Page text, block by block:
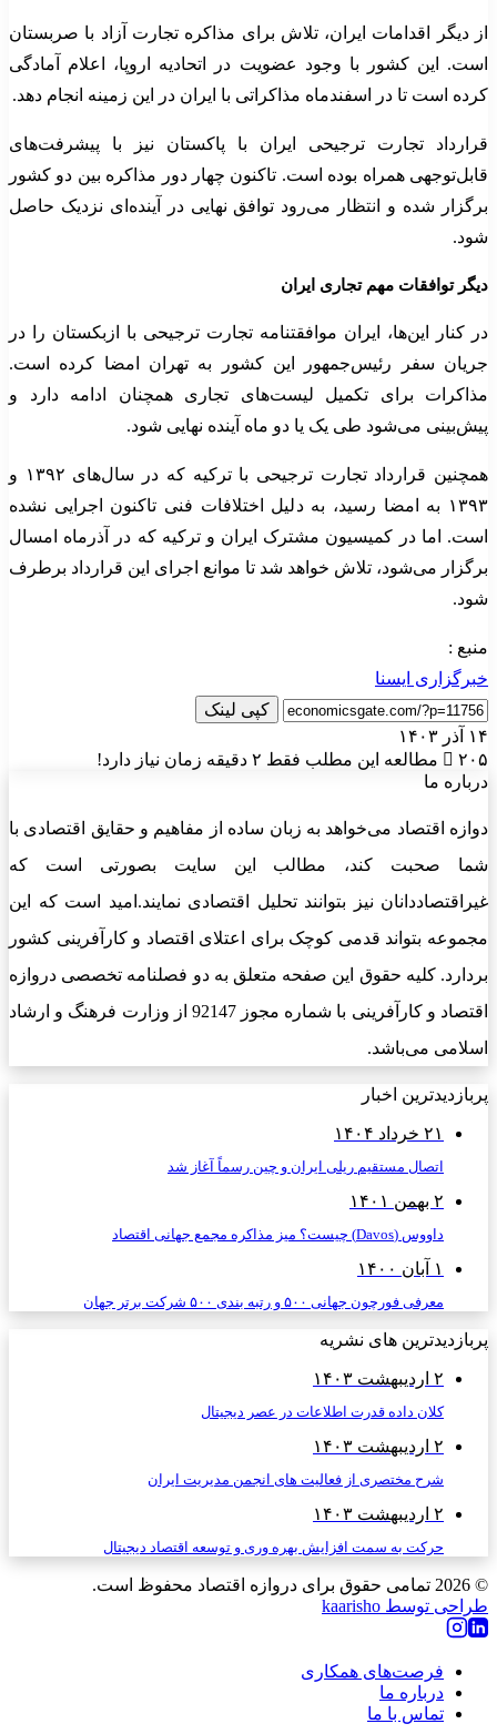
از دیگر اقدامات ایران، تلاش برای مذاکره تجارت آزاد با صربستان
است. این کشور با وجود عضویت در اتحادیه اروپا، اعلام آمادگی
کرده است تا در اسفندماه مذاکراتی با ایران در این زمینه انجام دهد.
قرارداد تجارت ترجیحی ایران با پاکستان نیز با پیشرفت‌های
قابل‌توجهی همراه بوده است. تاکنون چهار دور مذاکره بین دو کشور
برگزار شده و انتظار می‌رود توافق نهایی در آینده‌ای نزدیک حاصل
شود.
دیگر توافقات مهم تجاری ایران
در کنار این‌ها، ایران موافقتنامه تجارت ترجیحی با ازبکستان را در
جریان سفر رئیس‌جمهور این کشور به تهران امضا کرده است.
مذاکرات برای تکمیل لیست‌های تجاری همچنان ادامه دارد و
پیش‌بینی می‌شود طی یک یا دو ماه آینده نهایی شود.
همچنین قرارداد تجارت ترجیحی با ترکیه که در سال‌های ۱۳۹۲ و
۱۳۹۳ به امضا رسید، به دلیل اختلافات فنی تاکنون اجرایی نشده
است. اما در کمیسیون مشترک ایران و ترکیه که در آذرماه امسال
برگزار می‌شود، تلاش خواهد شد تا موانع اجرای این قرارداد برطرف
شود.
منبع :
خبرگزاری ایسنا
کپی لینک
۱۴ آذر ۱۴۰۳
۲۰۵
مطالعه این مطلب فقط ۲ دقیقه زمان نیاز دارد!
درباره ما
دوازه اقتصاد می‌خواهد به زبان ساده از مفاهیم و حقایق اقتصادی با
شما صحبت کند، مطالب این سایت بصورتی است که
غیراقتصاددانان نیز بتوانند تحلیل اقتصادی نمایند.امید است که این
مجموعه بتواند قدمی کوچک برای اعتلای اقتصاد و کارآفرینی کشور
بردارد. کلیه حقوق این صفحه متعلق به دو فصلنامه تخصصی دروازه
اقتصاد و کارآفرینی با شماره مجوز 92147 از وزارت فرهنگ و ارشاد
اسلامی می‌باشد.
پربازدیدترین اخبار
۲۱ خرداد ۱۴۰۴
اتصال مستقیم ریلی ایران و چین رسماً آغاز شد
۲ بهمن ۱۴۰۱
داووس (Davos) چیست؟ میز مذاکره مجمع جهانی اقتصاد
۱ آبان ۱۴۰۰
معرفی فورچون جهانی ۵۰۰ و رتبه بندی ۵۰۰ شرکت برتر جهان
پربازدیدترین های نشریه
۲ اردیبهشت ۱۴۰۳
کلان داده قدرت اطلاعات در عصر دیجیتال
۲ اردیبهشت ۱۴۰۳
شرح مختصری از فعالیت های انجمن مدیریت ایران
۲ اردیبهشت ۱۴۰۳
حرکت به سمت افزایش بهره وری و توسعه اقتصاد دیجیتال
© 2026
تمامی حقوق برای دروازه اقتصاد محفوظ است.
طراحی توسط kaarisho
فرصت‌های همکاری
درباره ما
تماس با ما